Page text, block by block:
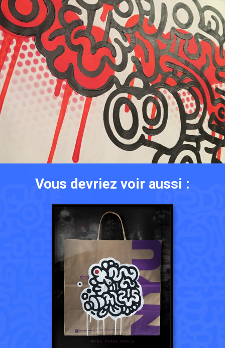
Vous devriez voir aussi :